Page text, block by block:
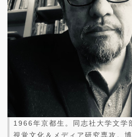
1966年京都生。同志社大学文学
視覚文化＆メディア研究専攻。